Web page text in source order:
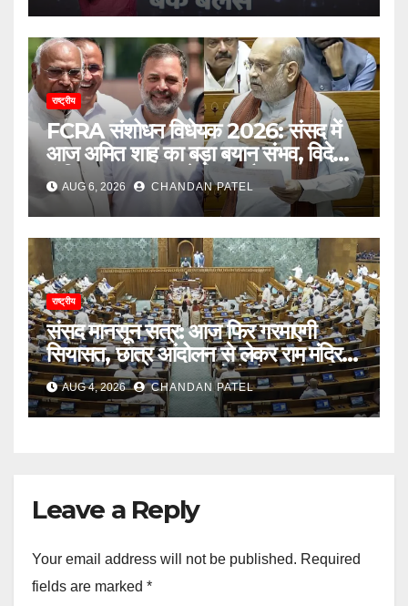
राष्ट्रीय
FCRA संशोधन विधेयक 2026: संसद में
आज अमित शाह का बड़ा बयान संभव, विदेशी
फंडिंग पर सरकार करेगी बड़ा फैसला
AUG 6, 2026 CHANDAN PATEL
राष्ट्रीय
संसद मानसून सत्र: आज फिर गरमाएगी
सियासत, छात्र आंदोलन से लेकर राम मंदिर
दान विवाद तक सरकार को घेरने की तैयारी
AUG 4, 2026 CHANDAN PATEL
Leave a Reply
Your email address will not be published. Required
fields are marked *